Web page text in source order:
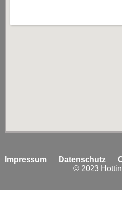
Impressum Datenschutz
© 2023